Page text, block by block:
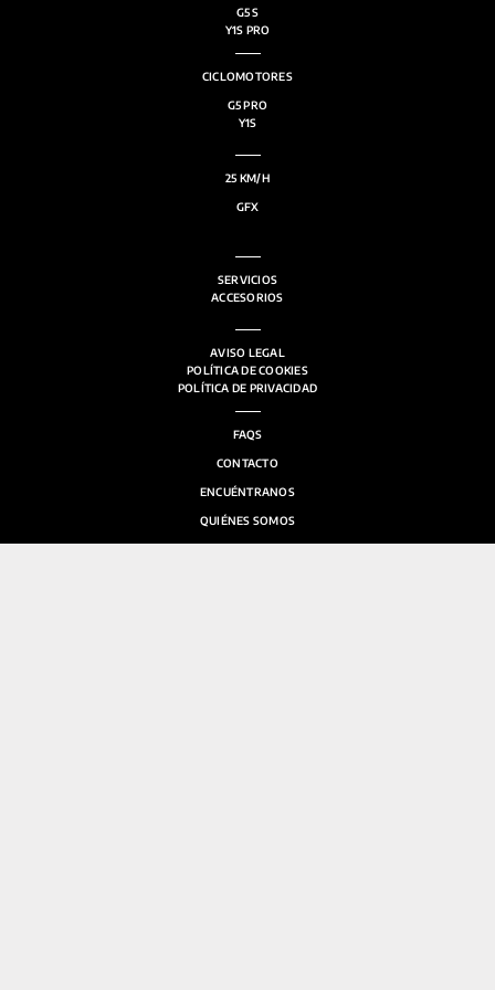
G5 S
Y1S PRO
CICLOMOTORES
G5 PRO
Y1S
25 KM/H
GFX
SERVICIOS
ACCESORIOS
AVISO LEGAL
POLÍTICA DE COOKIES
POLÍTICA DE PRIVACIDAD
FAQS
CONTACTO
ENCUÉNTRANOS
QUIÉNES SOMOS